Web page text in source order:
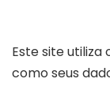
Este site utiliza
como seus